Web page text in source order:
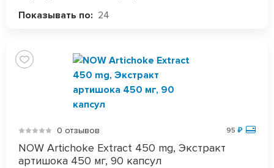
Показывать по: 24
0 отзывов 95 ₽
NOW Artichoke Extract 450 mg, Экстракт
артишока 450 мг, 90 капсул